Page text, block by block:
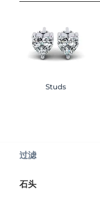
Studs
过滤
石头